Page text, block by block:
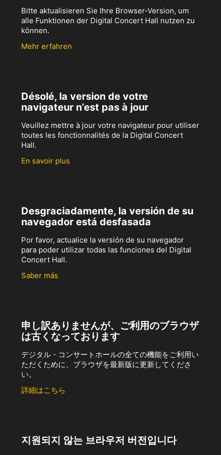
Bitte aktualisieren Sie Ihre Browser-Version, um
alle Funktionen der Digital Concert Hall nutzen zu
können.
Mehr erfahren
Désolé, la version de votre
navigateur n’est pas à jour
Veuillez mettre à jour votre navigateur pour utiliser
toutes les fonctionnalités de la Digital Concert
Hall.
En savoir plus
Desgraciadamente, la versión de su
navegador está desfasada
Por favor, actualice la versión de su navegador
para poder utilizar todas las funciones del Digital
Concert Hall.
Saber más
申し訳ありませんが、ご利用のブラウザ
は古くなっております
デジタル・コンサートホールの全ての機能をご利用い
ただくために、ブラウザを最新版に更新してくださ
い。
詳細はこちら
지원되지 않는 브라우저 버전입니다